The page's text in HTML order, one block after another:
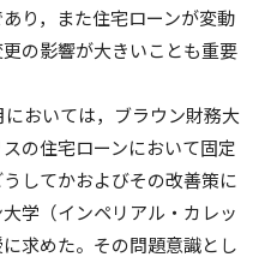
り，また住宅ローンが変動
の影響が大きいことも重要
おいては，ブラウン財務大
の住宅ローンにおいて固定
してかおよびその改善策に
学（インペリアル・カレッ
求めた。その問題意識とし